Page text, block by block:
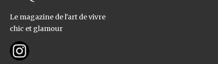
Le magazine de l'art de vivre
chic et glamour